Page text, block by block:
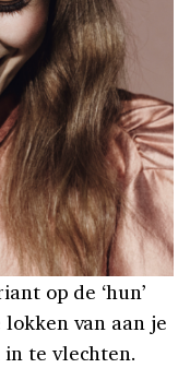
op de ‘hun’
lokken van aan je
te vlechten.